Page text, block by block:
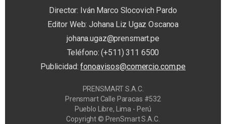
Director: Iván Marco Slocovich Pardo
Editor Web: Johana Liz Ugaz Oscanoa
johana.ugaz@prensmart.pe
Teléfono: (+511) 311 6500
Publicidad:fonoavisos@comercio.com.pe
PRENSMART S.A.C.
Prensmart Calle Paracas #532
Pueblo Libre, Lima - Perú
Copyright © PrenSmart S.A.C.